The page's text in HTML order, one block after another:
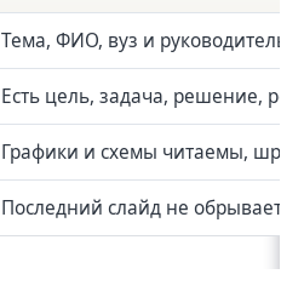
Тема, ФИО, вуз и руководитель
Есть цель, задача, решение,
Графики и схемы читаемы,
Последний слайд не